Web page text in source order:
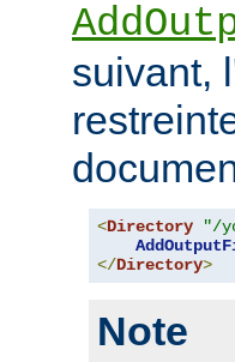
suivant,
<Directory "/
</Directory>
Note